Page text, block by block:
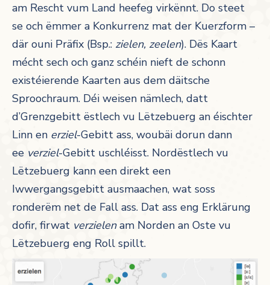
am Rescht vum Land heefeg virkënnt. Do steet
se och ëmmer a Konkurrenz mat der Kuerzform –
där ouni Präfix (Bsp.: zielen, zeelen). Dës Kaart
mécht sech och ganz schéin nieft de schonn
existéierende Kaarten aus dem däitsche
Sproochraum. Déi weisen nämlech, datt
d’Grenzgebitt ëstlech vu Lëtzebuerg an éischter
Linn en erziel-Gebitt ass, woubäi dorun dann
ee verziel-Gebitt uschléisst. Nordëstlech vu
Lëtzebuerg kann een direkt een
Iwwergangsgebitt ausmaachen, wat soss
ronderëm net de Fall ass. Dat ass eng Erklärung
dofir, firwat verzielenam Norden an Oste vu
Lëtzebuerg eng Roll spillt.